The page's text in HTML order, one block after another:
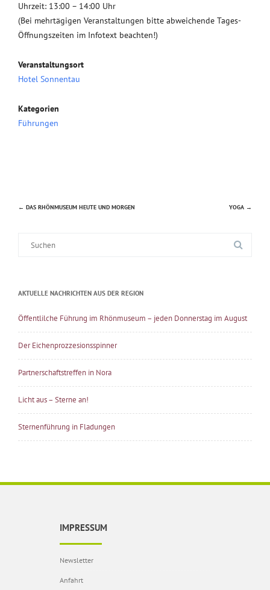
Uhrzeit: 13:00 – 14:00 Uhr
(Bei mehrtägigen Veranstaltungen bitte abweichende Tages-
Öffnungszeiten im Infotext beachten!)
Veranstaltungsort
Hotel Sonnentau
Kategorien
Führungen
Beitragsnavigation
← DAS RHÖNMUSEUM HEUTE UND MORGEN YOGA →
AKTUELLE NACHRICHTEN AUS DER REGION
Öffentlilche Führung im Rhönmuseum – jeden Donnerstag im August
Der Eichenprozzesionsspinner
Partnerschaftstreffen in Nora
Licht aus – Sterne an!
Sternenführung in Fladungen
IMPRESSUM
Newsletter
Anfahrt